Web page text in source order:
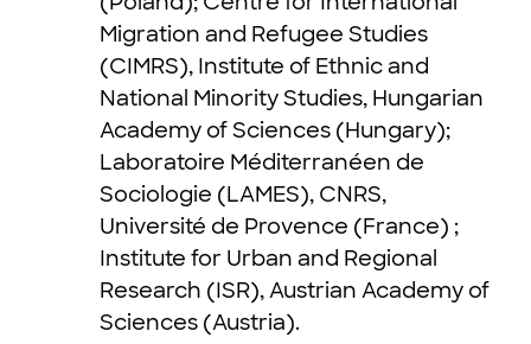
Migration and Refugee Studies
(CIMRS), Institute of Ethnic and
National Minority Studies, Hungarian
Academy of Sciences (Hungary);
Laboratoire Méditerranéen de
Sociologie (LAMES), CNRS,
Université de Provence (France) ;
Institute for Urban and Regional
Research (ISR), Austrian Academy of
Sciences (Austria).